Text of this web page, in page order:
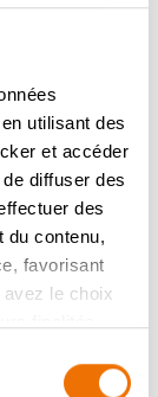
utilisant des
et accéder
diffuser des
des
du contenu,
favorisant
le choix
aux